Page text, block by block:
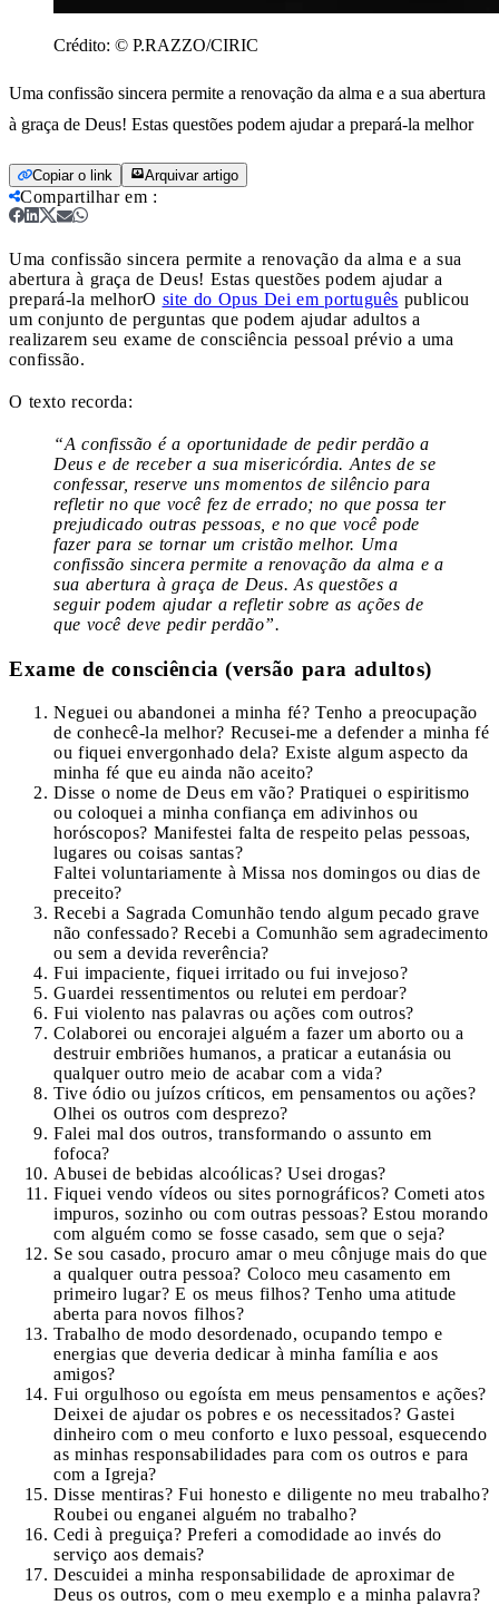
Crédito: © P.RAZZO/CIRIC
Uma confissão sincera permite a renovação da alma e a sua abertura
à graça de Deus! Estas questões podem ajudar a prepará-la melhor
Copiar o link Arquivar artigo
Compartilhar em :
Uma confissão sincera permite a renovação da alma e a sua
abertura à graça de Deus! Estas questões podem ajudar a
prepará-la melhorO site do Opus Dei em português publicou
um conjunto de perguntas que podem ajudar adultos a
realizarem seu exame de consciência pessoal prévio a uma
confissão.
O texto recorda:
“A confissão é a oportunidade de pedir perdão a
Deus e de receber a sua misericórdia. Antes de se
confessar, reserve uns momentos de silêncio para
refletir no que você fez de errado; no que possa ter
prejudicado outras pessoas, e no que você pode
fazer para se tornar um cristão melhor. Uma
confissão sincera permite a renovação da alma e a
sua abertura à graça de Deus. As questões a
seguir podem ajudar a refletir sobre as ações de
que você deve pedir perdão”.
Exame de consciência (versão para adultos)
Neguei ou abandonei a minha fé? Tenho a preocupação
de conhecê-la melhor? Recusei-me a defender a minha fé
ou fiquei envergonhado dela? Existe algum aspecto da
minha fé que eu ainda não aceito?
Disse o nome de Deus em vão? Pratiquei o espiritismo
ou coloquei a minha confiança em adivinhos ou
horóscopos? Manifestei falta de respeito pelas pessoas,
lugares ou coisas santas?
Faltei voluntariamente à Missa nos domingos ou dias de
preceito?
Recebi a Sagrada Comunhão tendo algum pecado grave
não confessado? Recebi a Comunhão sem agradecimento
ou sem a devida reverência?
Fui impaciente, fiquei irritado ou fui invejoso?
Guardei ressentimentos ou relutei em perdoar?
Fui violento nas palavras ou ações com outros?
Colaborei ou encorajei alguém a fazer um aborto ou a
destruir embriões humanos, a praticar a eutanásia ou
qualquer outro meio de acabar com a vida?
Tive ódio ou juízos críticos, em pensamentos ou ações?
Olhei os outros com desprezo?
Falei mal dos outros, transformando o assunto em
fofoca?
Abusei de bebidas alcoólicas? Usei drogas?
Fiquei vendo vídeos ou sites pornográficos? Cometi atos
impuros, sozinho ou com outras pessoas? Estou morando
com alguém como se fosse casado, sem que o seja?
Se sou casado, procuro amar o meu cônjuge mais do que
a qualquer outra pessoa? Coloco meu casamento em
primeiro lugar? E os meus filhos? Tenho uma atitude
aberta para novos filhos?
Trabalho de modo desordenado, ocupando tempo e
energias que deveria dedicar à minha família e aos
amigos?
Fui orgulhoso ou egoísta em meus pensamentos e ações?
Deixei de ajudar os pobres e os necessitados? Gastei
dinheiro com o meu conforto e luxo pessoal, esquecendo
as minhas responsabilidades para com os outros e para
com a Igreja?
Disse mentiras? Fui honesto e diligente no meu trabalho?
Roubei ou enganei alguém no trabalho?
Cedi à preguiça? Preferi a comodidade ao invés do
serviço aos demais?
Descuidei a minha responsabilidade de aproximar de
Deus os outros, com o meu exemplo e a minha palavra?